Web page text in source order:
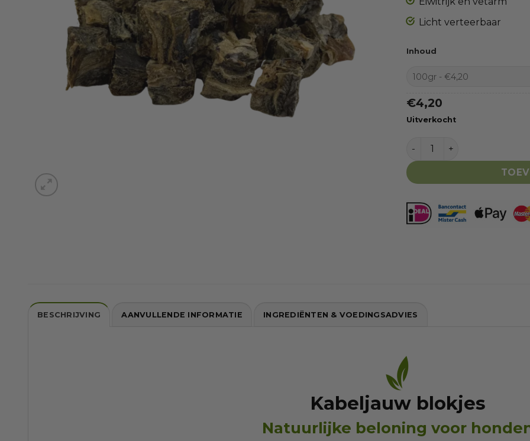
Licht verteerbaar
Inhoud
€4,20
Uitverkocht
Kabeljauw blokjes aantal
BESCHRIJVING AANVULLENDE INFORMATIE INGREDIËNTEN & VOEDINGSADVIES
Kabeljauw blokjes
Natuurlijke beloning voor